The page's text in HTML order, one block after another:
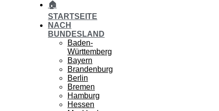
🏠
STARTSEITE
NACH
BUNDESLAND
Baden-
Württemberg
Bayern
Brandenburg
Berlin
Bremen
Hamburg
Hessen